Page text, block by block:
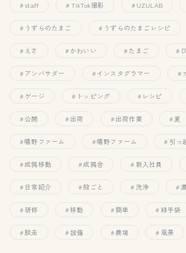
staff TikTok撮影 UZULAB
うずらのたまご うずらのたまごレシピ
えさ かわいい たまご
アンバサダー インスタグラマー
ゲージ トッピング レシピ
公開 出荷 出荷作業 夏
幡野ファーム 幡野ファーム 引っ
成鶉移動 成鶉舎 新入社員
日常紹介 殻ごと 洗浄
研修 移動 簡単 緑手袋
脱走 設備 農場 風景